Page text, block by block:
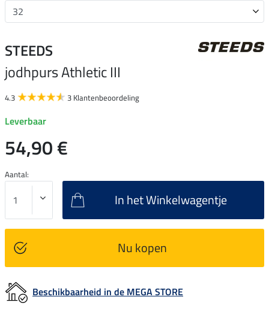
STEEDS
jodhpurs Athletic III
4.3 3 Klantenbeoordeling
Leverbaar
54,90 €
Aantal:
In het Winkelwagentje
Nu kopen
Beschikbaarheid in de MEGA STORE